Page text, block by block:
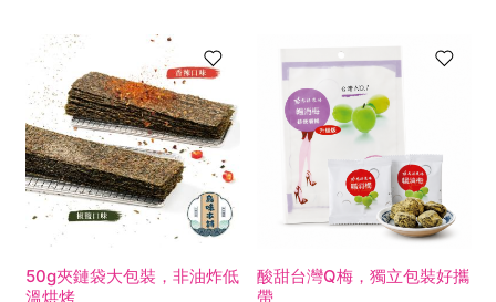
50g夾鏈袋大包裝，非油炸低
溫烘烤
酸甜台灣Q梅，獨立包裝好攜
帶